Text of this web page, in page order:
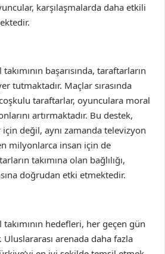
karşılaşmalarda daha etkili
başarısında, taraftarların
tutmaktadır. Maçlar sırasında
taraftarlar, oyunculara moral
artırmaktadır. Bu destek,
için değil, aynı zamanda televizyon
milyonlarca insan için de
takımına olan bağlılığı,
doğrudan etki etmektedir.
hedefleri, her geçen gün
arenada daha fazla